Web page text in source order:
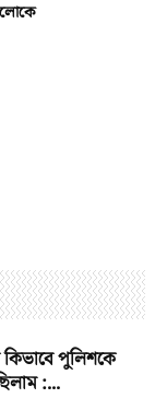
পুলিশকে
:...